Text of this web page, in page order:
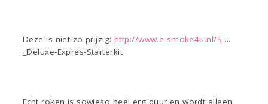
Deze is niet zo prijzig:http://www.e-smoke4u.nl/S ...
_Deluxe-Expres-Starterkit
Echt roken is sowieso heel erg duur en wordt alleen